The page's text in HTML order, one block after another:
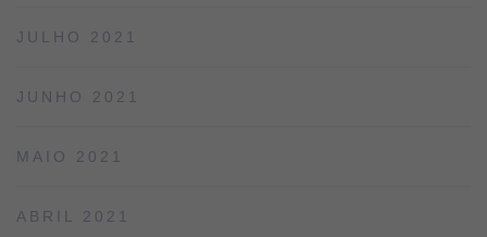
JULHO 2021
JUNHO 2021
MAIO 2021
ABRIL 2021